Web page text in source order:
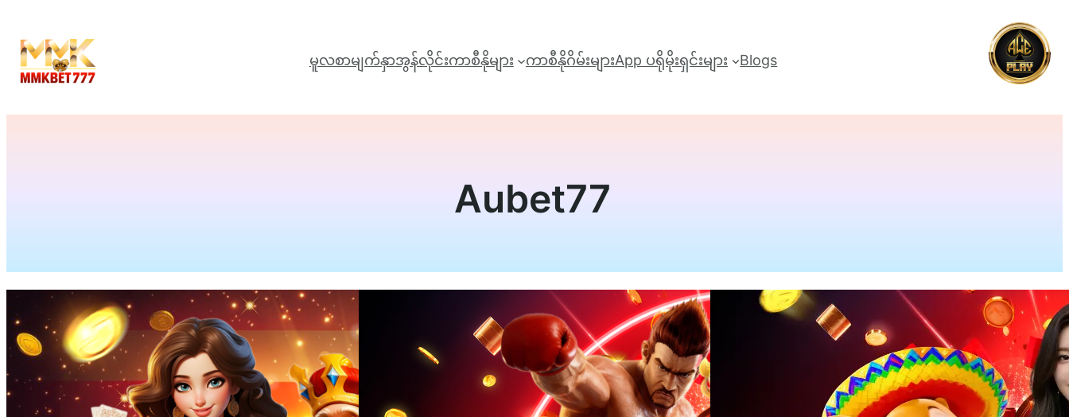
မူလစာမျက်နှာအွန်လိုင်းကာစီနိုများ ကာစီနိုဂိမ်းများApp ‌‌ ပရိုမိုးရှင်းများ Blogs
Aubet77